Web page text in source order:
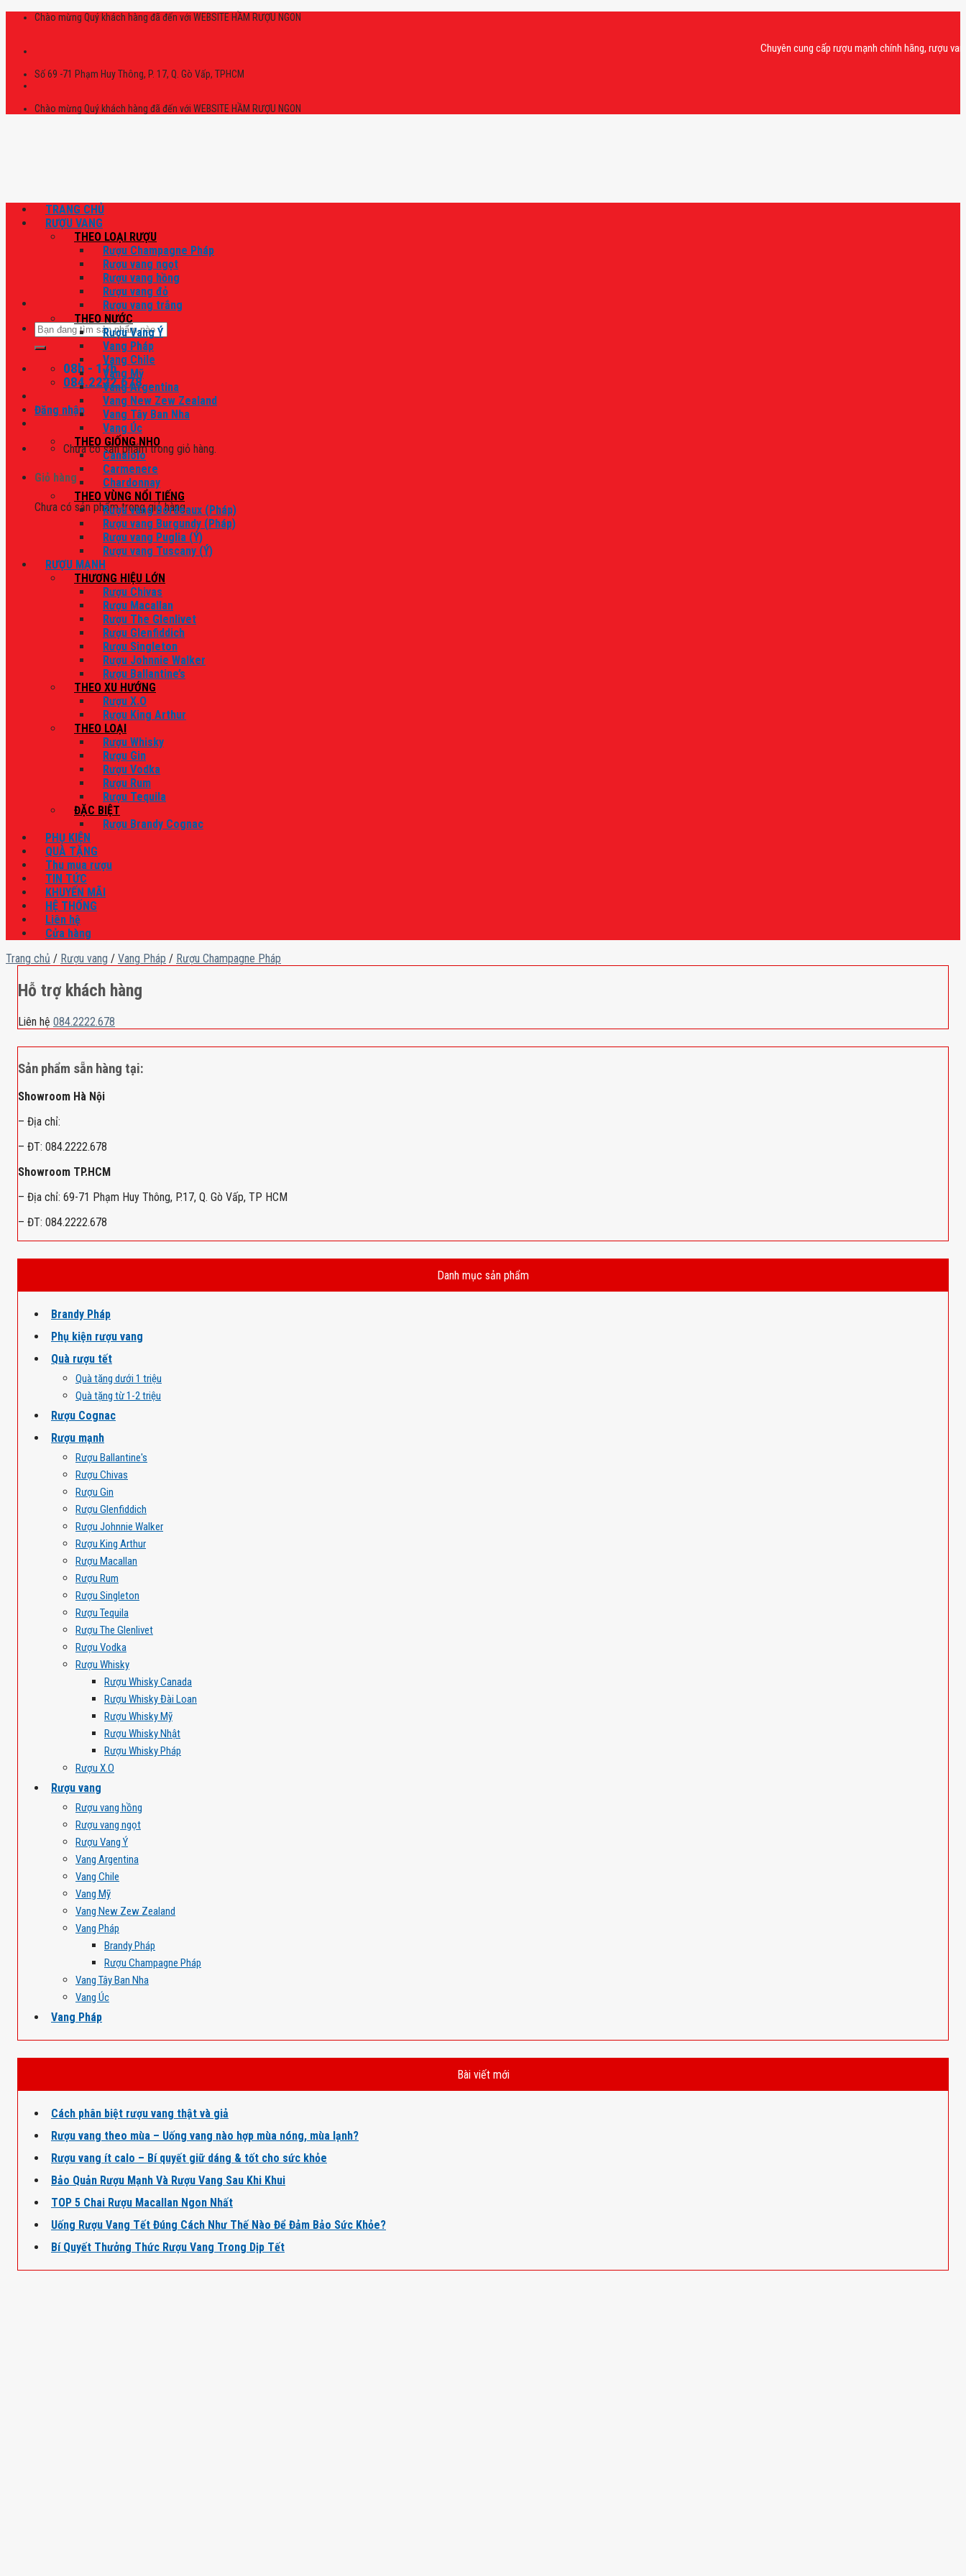
Skip
Chào mừng Quý khách hàng đã đến với WEBSITE HẦM RƯỢU NGON
Chuyên cung cấp rượu mạnh chính hãng, rượu vang
Số 69 -71 Phạm Huy Thông, P. 17, Q. Gò Vấp, TPHCM
Chào mừng Quý khách hàng đã đến với WEBSITE HẦM RƯỢU NGON
Tìm
kiếm:
08h - 17h
084.2222.678
Đăng nhập
Chưa có sản phẩm trong giỏ hàng.
Giỏ hàng
Chưa có sản phẩm trong giỏ hàng.
TRANG CHỦ
RƯỢU VANG
THEO LOẠI RƯỢU
Rượu Champagne Pháp
Rượu vang ngọt
Rượu vang hồng
Rượu vang đỏ
Rượu vang trắng
THEO NƯỚC
Rượu Vang Ý
Vang Pháp
Vang Chile
Vang Mỹ
Vang Argentina
Vang New Zew Zealand
Vang Tây Ban Nha
Vang Úc
THEO GIỐNG NHO
Canaiolo
Carmenere
Chardonnay
THEO VÙNG NỔI TIẾNG
Rượu vang Bordeaux (Pháp)
Rượu vang Burgundy (Pháp)
Rượu vang Puglia (Ý)
Rượu vang Tuscany (Ý)
RƯỢU MẠNH
THƯƠNG HIỆU LỚN
Rượu Chivas
Rượu Macallan
Rượu The Glenlivet
Rượu Glenfiddich
Rượu Singleton
Rượu Johnnie Walker
Rượu Ballantine’s
THEO XU HƯỚNG
Rượu X.O
Rượu King Arthur
THEO LOẠI
Rượu Whisky
Rượu Gin
Rượu Vodka
Rượu Rum
Rượu Tequila
ĐẶC BIỆT
Rượu Brandy Cognac
PHỤ KIỆN
QUÀ TẶNG
Thu mua rượu
TIN TỨC
KHUYẾN MÃI
HỆ THỐNG
Liên hệ
Cửa hàng
Trang chủ / Rượu vang / Vang Pháp / Rượu Champagne Pháp
Hỗ trợ khách hàng
Liên hệ 084.2222.678
Sản phẩm sẵn hàng tại:
Showroom Hà Nội
– Địa chỉ:
– ĐT: 084.2222.678
Showroom TP.HCM
– Địa chỉ: 69-71 Phạm Huy Thông, P.17, Q. Gò Vấp, TP HCM
– ĐT: 084.2222.678
Danh mục sản phẩm
Brandy Pháp
Phụ kiện rượu vang
Quà rượu tết
Quà tặng dưới 1 triệu
Quà tặng từ 1-2 triệu
Rượu Cognac
Rượu mạnh
Rượu Ballantine's
Rượu Chivas
Rượu Gin
Rượu Glenfiddich
Rượu Johnnie Walker
Rượu King Arthur
Rượu Macallan
Rượu Rum
Rượu Singleton
Rượu Tequila
Rượu The Glenlivet
Rượu Vodka
Rượu Whisky
Rượu Whisky Canada
Rượu Whisky Đài Loan
Rượu Whisky Mỹ
Rượu Whisky Nhật
Rượu Whisky Pháp
Rượu X.O
Rượu vang
Rượu vang hồng
Rượu vang ngọt
Rượu Vang Ý
Vang Argentina
Vang Chile
Vang Mỹ
Vang New Zew Zealand
Vang Pháp
Brandy Pháp
Rượu Champagne Pháp
Vang Tây Ban Nha
Vang Úc
Vang Pháp
Bài viết mới
Cách phân biệt rượu vang thật và giả
Rượu vang theo mùa – Uống vang nào hợp mùa nóng, mùa lạnh?
Rượu vang ít calo – Bí quyết giữ dáng & tốt cho sức khỏe
Bảo Quản Rượu Mạnh Và Rượu Vang Sau Khi Khui
TOP 5 Chai Rượu Macallan Ngon Nhất
Uống Rượu Vang Tết Đúng Cách Như Thế Nào Để Đảm Bảo Sức Khỏe?
Bí Quyết Thưởng Thức Rượu Vang Trong Dịp Tết